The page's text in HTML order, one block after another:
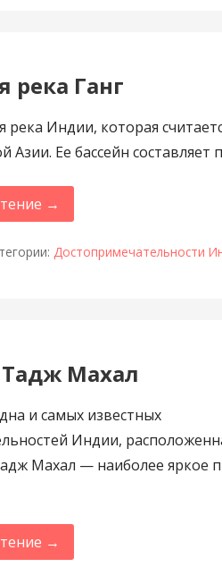
река Ганг
река Индии, которая
Ее бассейн составляет
→
Достопримечательности
Махал
и самых известных
Индии,
Махал — наиболее яркое
→